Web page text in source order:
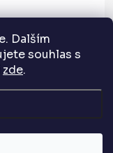
Dalším
souhlas s
zde.